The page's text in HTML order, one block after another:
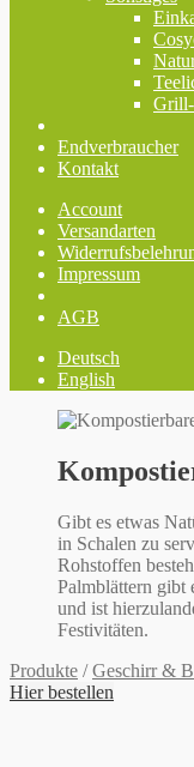
Endverbraucher
Kontakt
Account
Versandarten
Impressum
AGB
Deutsch
English
Gibt es etwas
in Schalen zu
Rohstoffen
Palmblättern gibt
und ist
Festivitäten.
Produkte /Geschirr &
Hier bestellen